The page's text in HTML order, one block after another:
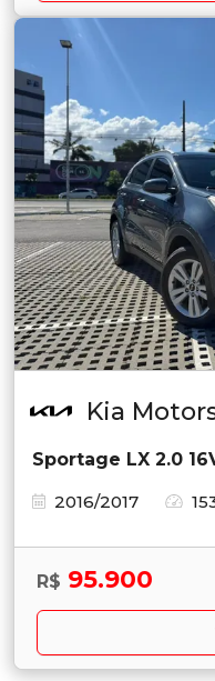
Kia
Sportage LX 2.0
2016/2017
R$ 95.900